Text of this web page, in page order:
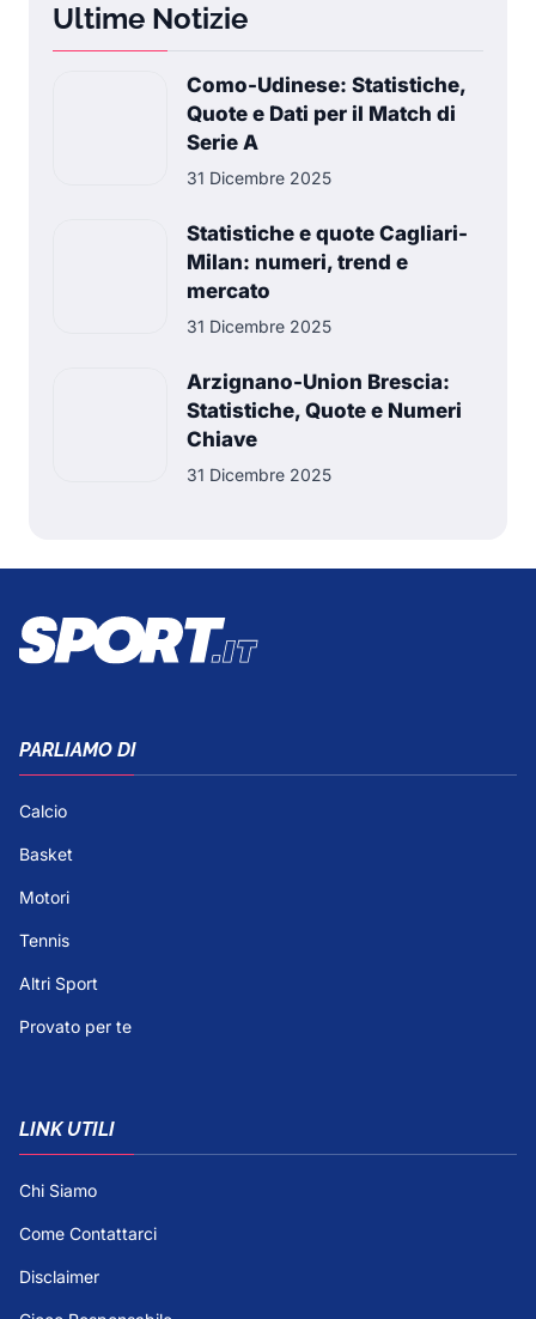
Ultime Notizie
Como-Udinese: Statistiche,
Quote e Dati per il Match di
Serie A
31 Dicembre 2025
Statistiche e quote Cagliari-
Milan: numeri, trend e
mercato
31 Dicembre 2025
Arzignano-Union Brescia:
Statistiche, Quote e Numeri
Chiave
31 Dicembre 2025
PARLIAMO DI
Calcio
Basket
Motori
Tennis
Altri Sport
Provato per te
LINK UTILI
Chi Siamo
Come Contattarci
Disclaimer